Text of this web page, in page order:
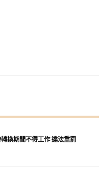
換期間不得工作 違法重罰